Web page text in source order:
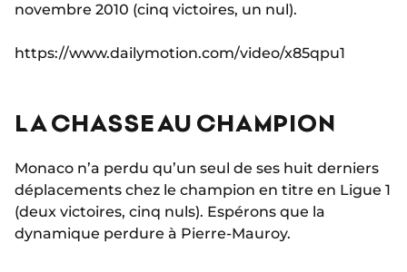
novembre 2010 (cinq victoires, un nul).
https://www.dailymotion.com/video/x85qpu1
LA CHASSE AU CHAMPION
Monaco n’a perdu qu’un seul de ses huit derniers
déplacements chez le champion en titre en Ligue 1
(deux victoires, cinq nuls). Espérons que la
dynamique perdure à Pierre-Mauroy.